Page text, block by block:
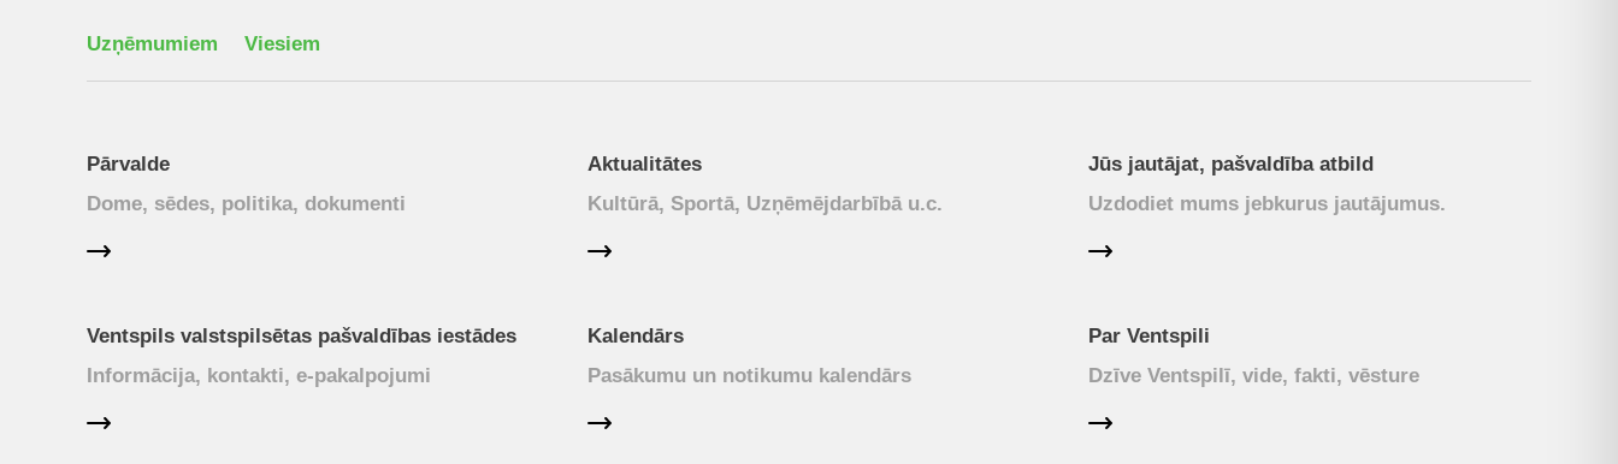
Uzņēmumiem Viesiem
Pārvalde
Dome, sēdes, politika, dokumenti
Aktualitātes
Kultūrā, Sportā, Uzņēmējdarbībā u.c.
Jūs jautājat, pašvaldība atbild
Uzdodiet mums jebkurus jautājumus.
Ventspils valstspilsētas pašvaldības iestādes
Informācija, kontakti, e-pakalpojumi
Kalendārs
Pasākumu un notikumu kalendārs
Par Ventspili
Dzīve Ventspilī, vide, fakti, vēsture